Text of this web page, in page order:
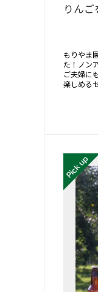
りん
もりやま
た！ノン
ご夫婦に
楽しめる